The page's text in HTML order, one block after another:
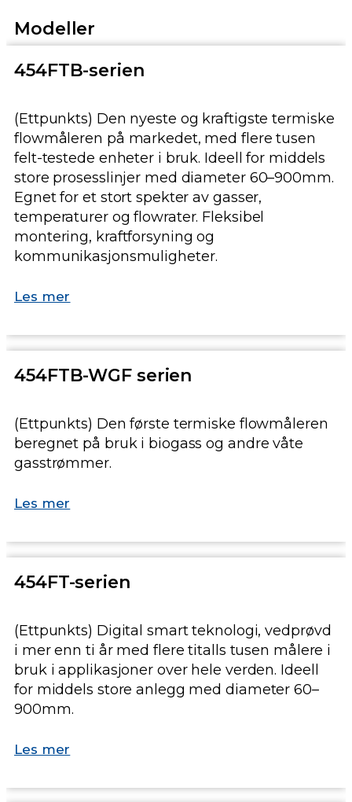
Modeller
454FTB-serien
(Ettpunkts) Den nyeste og kraftigste termiske
flowmåleren på markedet, med flere tusen
felt-testede enheter i bruk. Ideell for middels
store prosesslinjer med diameter 60–900mm.
Egnet for et stort spekter av gasser,
temperaturer og flowrater. Fleksibel
montering, kraftforsyning og
kommunikasjonsmuligheter.
Les mer
454FTB-WGF serien
(Ettpunkts) Den første termiske flowmåleren
beregnet på bruk i biogass og andre våte
gasstrømmer.
Les mer
454FT-serien
(Ettpunkts) Digital smart teknologi, vedprøvd
i mer enn ti år med flere titalls tusen målere i
bruk i applikasjoner over hele verden. Ideell
for middels store anlegg med diameter 60–
900mm.
Les mer